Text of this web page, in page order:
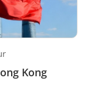
Kong